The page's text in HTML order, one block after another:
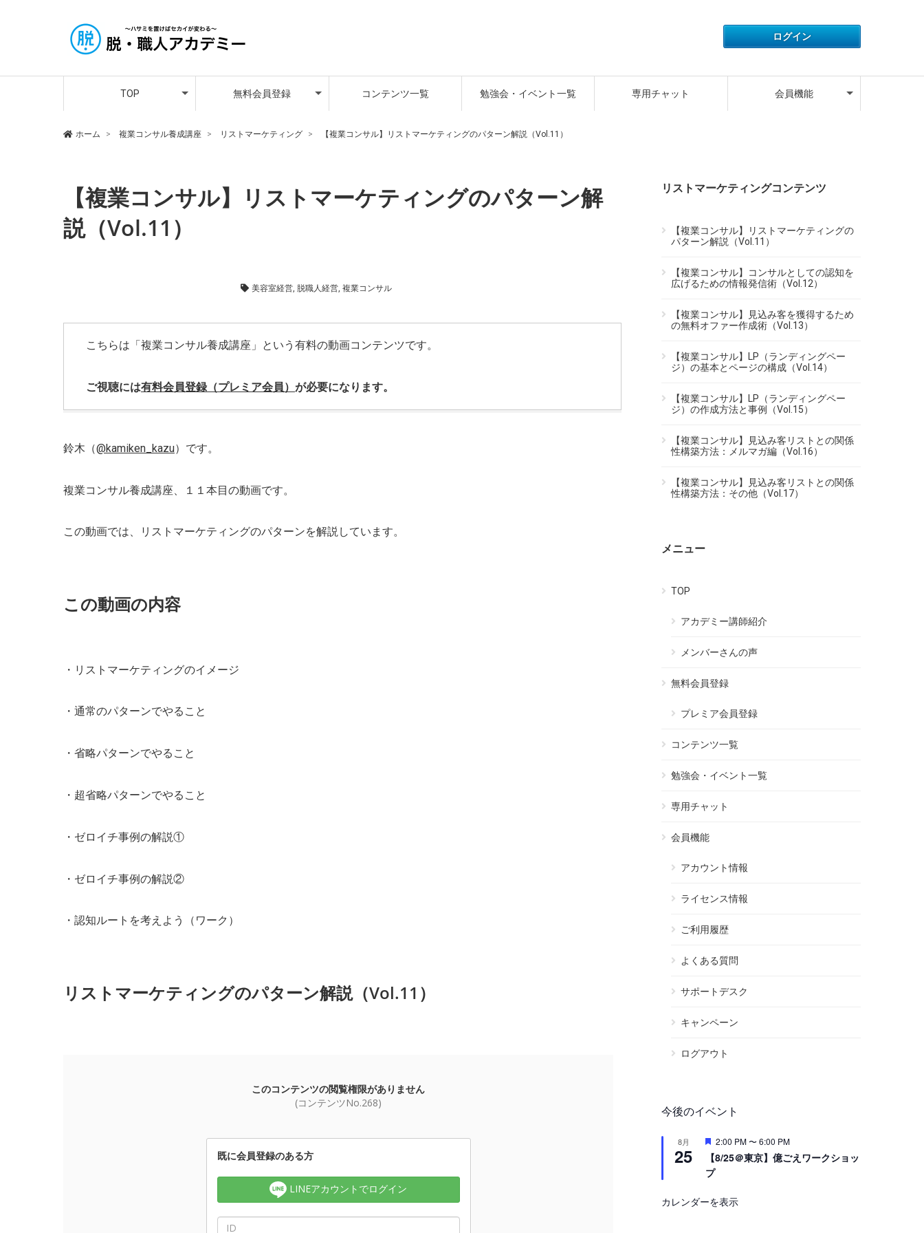
TOP
アカデミー講師紹介
メンバーさんの声
無料会員登録 コンテンツ一覧 勉強会・イベント一覧 専用チャット 会員機能
ホーム 複業コンサル養成講座 リストマーケティング 【複業コンサル】リストマーケティングのパターン解説（Vol.11）
【複業コンサル】リストマーケティングのパターン解
説（Vol.11）
美容室経営, 脱職人経営, 複業コンサル
こちらは「複業コンサル養成講座」という有料の動画コンテンツです。
ご視聴には有料会員登録（プレミア会員） が必要になります。
鈴木（@kamiken_kazu）です。
複業コンサル養成講座、１１本目の動画です。
この動画では、リストマーケティングのパターンを解説しています。
この動画の内容
・リストマーケティングのイメージ
・通常のパターンでやること
・省略パターンでやること
・超省略パターンでやること
・ゼロイチ事例の解説①
・ゼロイチ事例の解説②
・認知ルートを考えよう（ワーク）
リストマーケティングのパターン解説（Vol.11）
リストマーケティングコンテンツ
【複業コンサル】リストマーケティングの
パターン解説（Vol.11）
【複業コンサル】コンサルとしての認知を
広げるための情報発信術（Vol.12）
【複業コンサル】見込み客を獲得するため
の無料オファー作成術（Vol.13）
【複業コンサル】LP（ランディングペー
ジ）の基本とページの構成（Vol.14）
【複業コンサル】LP（ランディングペー
ジ）の作成方法と事例（Vol.15）
【複業コンサル】見込み客リストとの関係
性構築方法：メルマガ編（Vol.16）
【複業コンサル】見込み客リストとの関係
性構築方法：その他（Vol.17）
メニュー
TOP
アカデミー講師紹介
メンバーさんの声
無料会員登録
プレミア会員登録
コンテンツ一覧
勉強会・イベント一覧
専用チャット
会員機能
アカウント情報
ライセンス情報
ご利用履歴
よくある質問
サポートデスク
キャンペーン
ログアウト
今後のイベント
8月
25
注
2:00 PM〜6:00 PM
【8/25＠東京】億ごえワークショッ
プ
カレンダーを表示